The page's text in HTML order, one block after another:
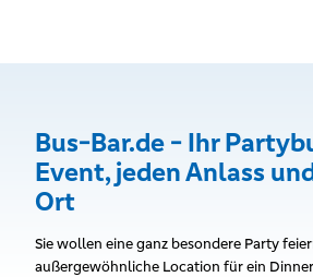
Bus-Bar.de - Ihr
Event, jeden Anlass
Ort
Sie wollen eine ganz besondere Party
außergewöhnliche Location für ein